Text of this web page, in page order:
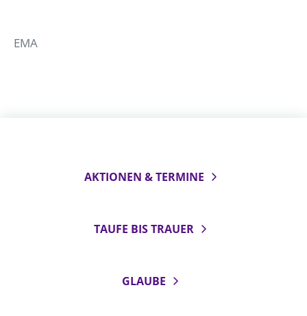
EMA
AKTIONEN & TERMINE
TAUFE BIS TRAUER
GLAUBE